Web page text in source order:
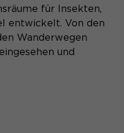
für Insekten,
entwickelt. Von den
Wanderwegen
und